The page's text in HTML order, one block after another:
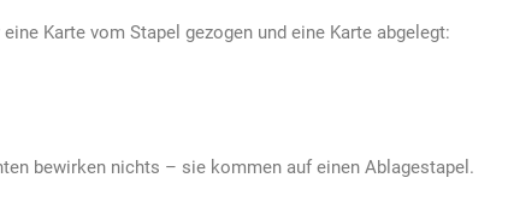
Karte vom Stapel gezogen und eine Karte abgelegt:
bewirken nichts – sie kommen auf einen Ablagestapel.